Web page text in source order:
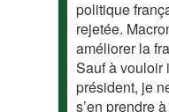
politique
rejetée.
améliorer la
Sauf à vouloir
président, je
s’en prendre